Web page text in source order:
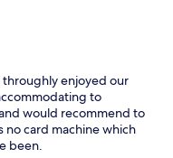
enjoyed our
to
would recommend to
no card machine which
been.